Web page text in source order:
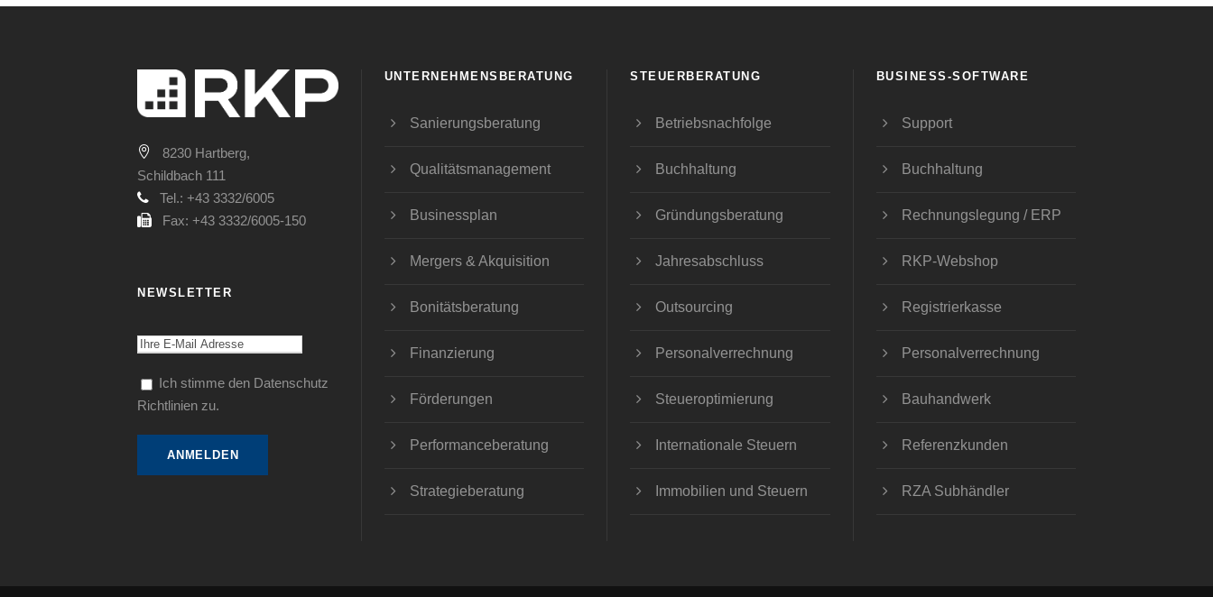
8230 Hartberg,
Schildbach 111
Tel.: +43 3332/6005
Fax: +43 3332/6005-150
NEWSLETTER
Ich stimme den Datenschutz
Richtlinien zu.
UNTERNEHMENSBERATUNG
Sanierungsberatung
Qualitätsmanagement
Businessplan
Mergers & Akquisition
Bonitätsberatung
Finanzierung
Förderungen
Performanceberatung
Strategieberatung
STEUERBERATUNG
Betriebsnachfolge
Buchhaltung
Gründungsberatung
Jahresabschluss
Outsourcing
Personalverrechnung
Steueroptimierung
Internationale Steuern
Immobilien und Steuern
BUSINESS-SOFTWARE
Support
Buchhaltung
Rechnungslegung / ERP
RKP-Webshop
Registrierkasse
Personalverrechnung
Bauhandwerk
Referenzkunden
RZA Subhändler